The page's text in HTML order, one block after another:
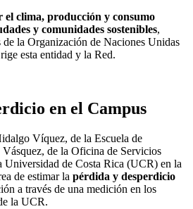
clima, producción y consumo
y comunidades sostenibles,
la Organización de Naciones Unidas
esta entidad y la Red.
en el Campus
Víquez, de la Escuela de
de la Oficina de Servicios
Universidad de Costa Rica (UCR) en la
de estimar la pérdida y desperdicio
a través de una medición en los
la UCR.